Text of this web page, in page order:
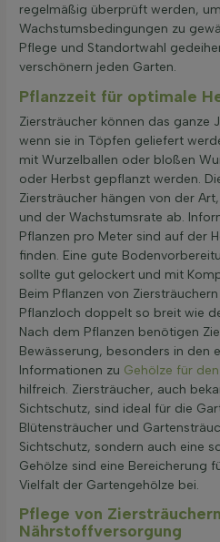
regelmäßig überprüft werden,
Wachstumsbedingungen zu
Pflege und Standortwahl
verschönern jeden Garten.
Pflanzzeit für optimale
Ziersträucher können das ganze
wenn sie in Töpfen geliefert
mit Wurzelballen oder bloßen
oder Herbst gepflanzt werden.
Ziersträucher hängen von der
und der Wachstumsrate ab.
Pflanzen pro Meter sind auf der
finden. Eine gute
sollte gut gelockert und mit
Beim Pflanzen von
Pflanzloch doppelt so breit wie
Nach dem Pflanzen benötigen
Bewässerung, besonders in den
Informationen zu Gehölze für
hilfreich. Ziersträucher, auch
Sichtschutz, sind ideal für die
Blütensträucher und
Sichtschutz, sondern auch eine
Gehölze sind eine Bereicherung
Vielfalt der Gartengehölze bei.
Pflege von
Nährstoffversorgung